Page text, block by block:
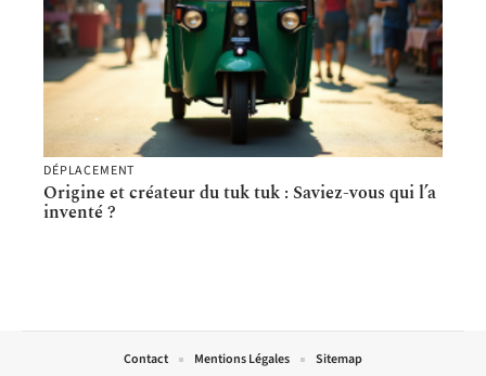
DÉPLACEMENT
Origine et créateur du tuk tuk : Saviez-vous qui l’a
inventé ?
Contact Mentions Légales Sitemap